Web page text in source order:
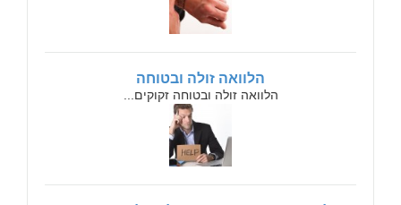
הלוואה זולה ובטוחה
הלוואה זולה ובטוחה זקוקים...